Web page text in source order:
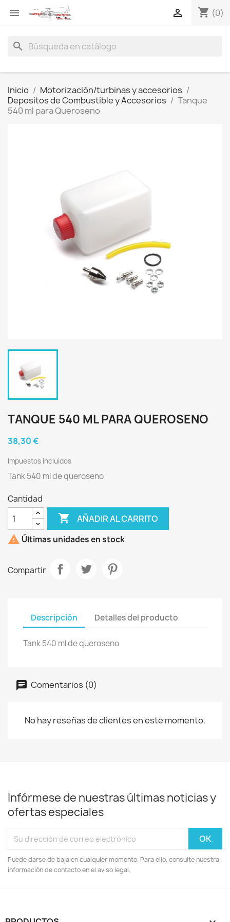
 shopping_cart (0)

search
Inicio
Motorización/turbinas y accesorios
Depositos de Combustible y Accesorios
Tanque
540 ml para Queroseno
TANQUE 540 ML PARA QUEROSENO
38,30 €
Impuestos incluidos
Tank 540 ml de queroseno
Cantidad
 AÑADIR AL CARRITO
 Últimas unidades en stock
Compartir
Descripción Detalles del producto
Tank 540 ml de queroseno
Comentarios (0)
No hay reseñas de clientes en este momento.
Infórmese de nuestras últimas noticias y
ofertas especiales
Puede darse de baja en cualquier momento. Para ello, consulte nuestra
información de contacto en el aviso legal.